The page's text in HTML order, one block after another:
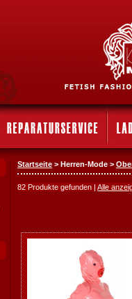
Startseite > Herren-Mode >
82 Produkte gefunden | Alle